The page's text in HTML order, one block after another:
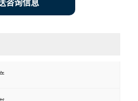
咨询信息